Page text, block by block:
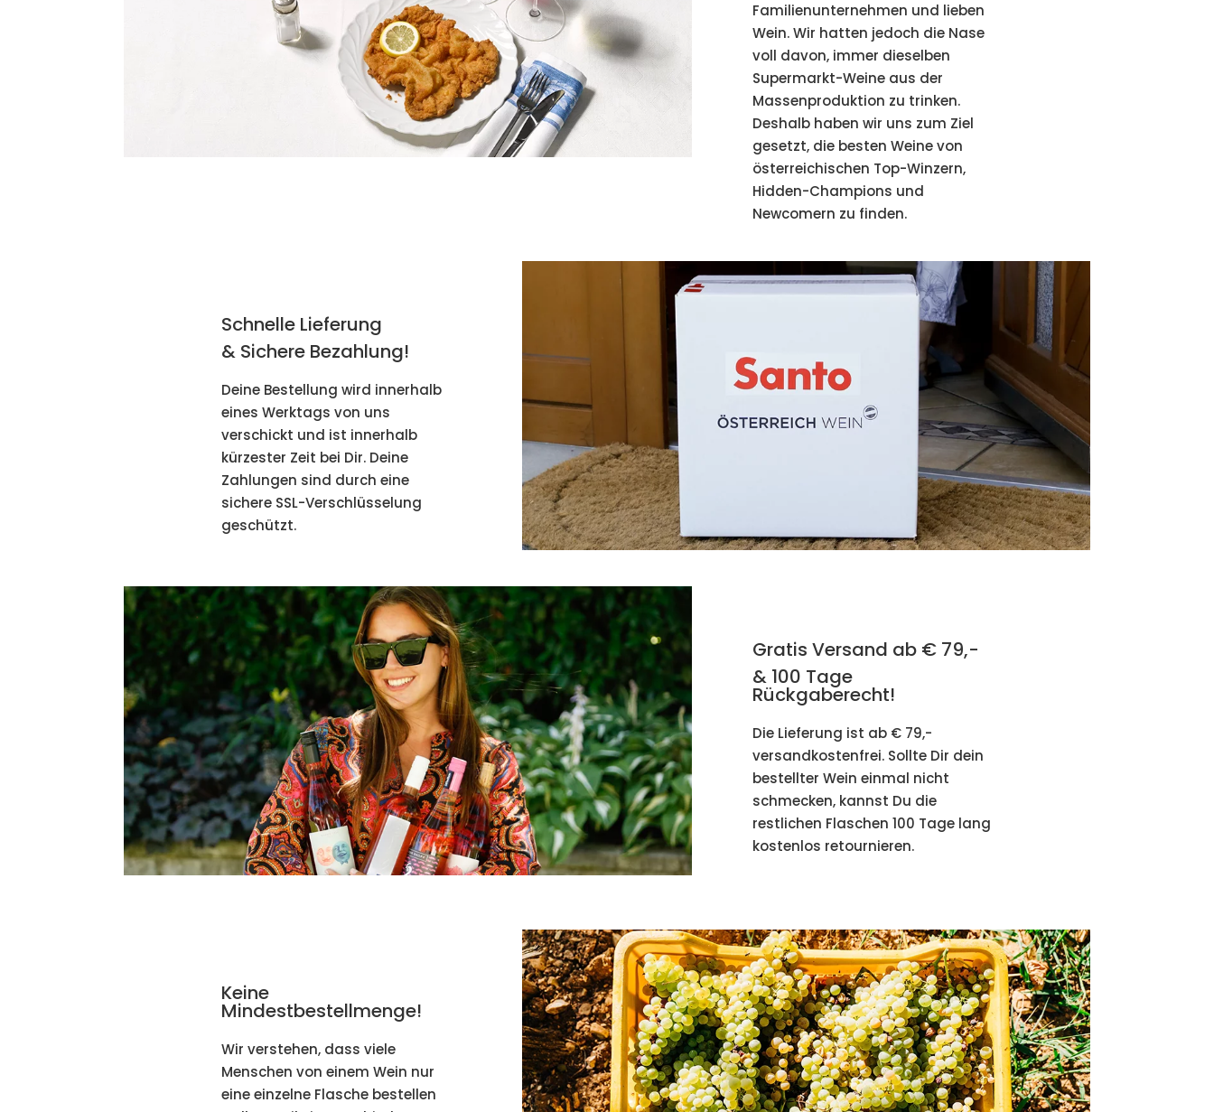
Familienunternehmen und lieben
Wein. Wir hatten jedoch die Nase
voll davon, immer dieselben
Supermarkt-Weine aus der
Massenproduktion zu trinken.
Deshalb haben wir uns zum Ziel
gesetzt, die besten Weine von
österreichischen Top-Winzern,
Hidden-Champions und
Newcomern zu finden.
Schnelle Lieferung
& Sichere Bezahlung!
Deine Bestellung wird innerhalb
eines Werktags von uns
verschickt und ist innerhalb
kürzester Zeit bei Dir. Deine
Zahlungen sind durch eine
sichere SSL-Verschlüsselung
geschützt.
Gratis Versand ab € 79,-
& 100 Tage
Rückgaberecht!
Die Lieferung ist ab € 79,-
versandkostenfrei. Sollte Dir dein
bestellter Wein einmal nicht
schmecken, kannst Du die
restlichen Flaschen 100 Tage lang
kostenlos retournieren.
Keine
Mindestbestellmenge!
Wir verstehen, dass viele
Menschen von einem Wein nur
eine einzelne Flasche bestellen